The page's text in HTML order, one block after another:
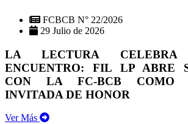
FCBCB N° 22/2026
29 Julio de 2026
LA LECTURA
ENCUENTRO: FIL LP ABRE
CON LA FC-BCB COMO
INVITADA DE HONOR
Ver Más